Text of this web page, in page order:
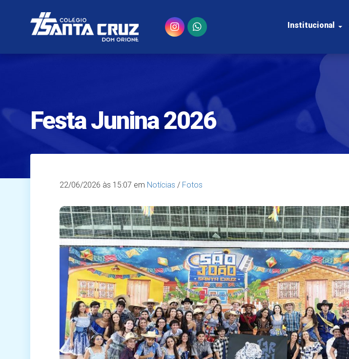
Institucional
Festa Junina 2026
22/06/2026 às 15:07 em Notícias / Fotos